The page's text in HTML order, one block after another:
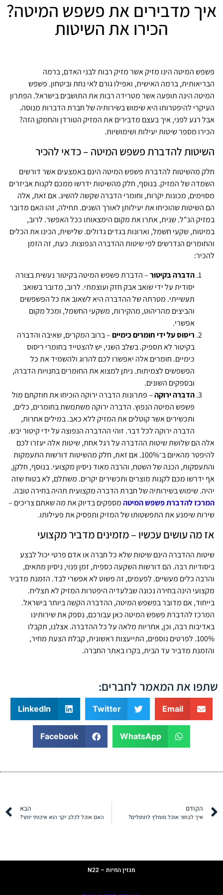
איך מדבירים את פשפש המיטה?
הכירו את השיטות
פשפש המיטה הינו מזיק אשר מזיק רבות לבני האדם, ברמה
הבריאותית, ברמה האישית, ואפילו גורם לאי נחת וביטחון. פשפש
המיטה הינה תופעה אשר מטרידה רבות את התושבים בישראל. הפתרון
העיקרי להיפטרותו היא שימוש בשירותיה של חברת הדברות מנוסה.
אבל רגע לפני, איך בעצם מדבירים את המזיק הטורדן והחמקן הזה?
הכירו מספר שיטות יעילות ושימושיות.
השיטות להדברת פשפש המיטה – כדאי להכיר
חלק מהשיטות להדברת פשפש המיטה הינם באמצעים אשר דורשים
השמדה של המזיק. בנוסף, חלק מהשיטות ידרשו ממכם לקנות אביזרים
מסוימים, מכונות יקרות, וחומרי הדברה שקשה להשיג. אם זאת, אלה
הם השיטות שהוכיחו את יעילותן לאורך השנים. תחילה, זהו האם מדובר
במזיק הנ"ל. שנית, אתרו את מקום הימצאותו ככל האפשר. לרוב,
במיטות, שקעי חשמל, וארונות בגדים גדולים. שלישית, הכינו את הכלים
והחומרים הנדרשים לפי שיטות ההדברה הנפוצות. כעת, זה הזמן
להכיר:
הדברה בקיטור– הדברת פשפש המיטה בקיטור נעשית בצורה
יסודית על ידי שואב אבק חזק ועוצמתי. לרוב, מדובר בשואב
תעשייתי. מטרתה של ההדברה היא לשאוב את כל הפשפשים
והביצים מהריהוט, מהקירות, משקעי החשמל, ומכל מקום
אפשרי.
ריסוס על ידי חומרים כימיים– ברוב המקרים, שאיבה והדברה
בקיטור לא תספיק. בשלב השני, יש להצטייד בחומרי ריסוס
כימיים. חומרים אלה יאפשרו לכם להרוג ולהשמיד את כל
הפשפשים לצמיתות. ניתן למצוא את החומרים בחנויות הדברה,
ובספקים השונים.
הדברה ירוקה– פתרונות הדברה ירוקה הוכיחו את חוזקתם מול
פשפש המיטה הנפוץ. הדברה ירוקה משתמשת בחומרים, כלים,
ותכשירים אשר קוטלים את המזיק ללא כאב. במילים אחרות,
הדברה ירוקה לכל דבר. זוהי ההדברה הנפוצה על ידי קיטור יבש.
אלה הם שלושת שיטות ההדברה על רגל אחת, שיטות אלה יעזרו לכם
להיפטר מהאיום ב־100%. אם זאת, חלק מהשיטות דורשות התעמקות
והתעסקות, הכנה של השטח, והרבה מאוד ניסיון מקצועי. בנוסף, חלקן,
אף ידרשו מכם לקנות מוצרים ותכשירים יקרים. משתלם, לא בטוח שזה
יהיה. שימוש בשירותיה של חברת הדברה מקצועית תהיה בחירה טובה.
המרכז להדברת פשפש המיטהמספקים בדיוק את מה שאתם צריכים –
שירות שימנע את התפשטותו של המזיק ותפסיק את פעילותו.
אז מה עושים עכשיו – מזמינים מדביר מקצועי
שיטות ההדברה הינם שיטות שלא כל חברה או אדם פרטי יכול לבצע
ביסודיות רבה. הם דורשות השקעה כספית, זמן פנוי, ניסיון מתאים,
והרבה כלים מעשיים. לפעמים, זה פשוט לא אפשרי לבד. הזמנת מדביר
מקצועי הינה בחירה נכונה שבלעדיה היפטרות המזיק לא תצליח.
בייחוד, אם מדובר בפשפש המיטה, ההדברה הקשה ביותר בישראל.
המרכז להדברת פשפש המיטה כאן עבורכם, נספק את שירותינו
באדיבות רבה, וכן, אחריות מלאה על כל ההדברה. אצלנו, תקבלו
100%. לפרטים נוספים, התייעצות ראשונית, קבלת הצעת מחיר,
והזמנת מדביר עד הבית, בקרו באתר החברה.
שתפו את המאמר לחברים:
Email
Twitter
LinkedIn
WhatsApp
Facebook
הקודם
איך לבחור אוכל מומלץ לחתולים?
הבא
האם אוכל לכלב יקר הוא איכותי יותר?
מגזין החיות – N22